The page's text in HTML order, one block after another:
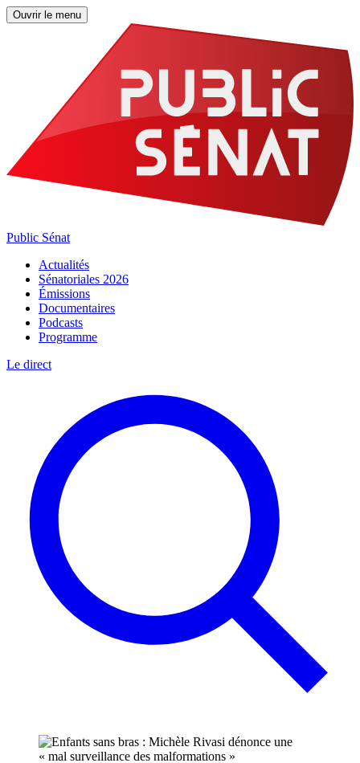
Ouvrir le menu
Public Sénat
Actualités
Sénatoriales 2026
Émissions
Documentaires
Podcasts
Programme
Le direct